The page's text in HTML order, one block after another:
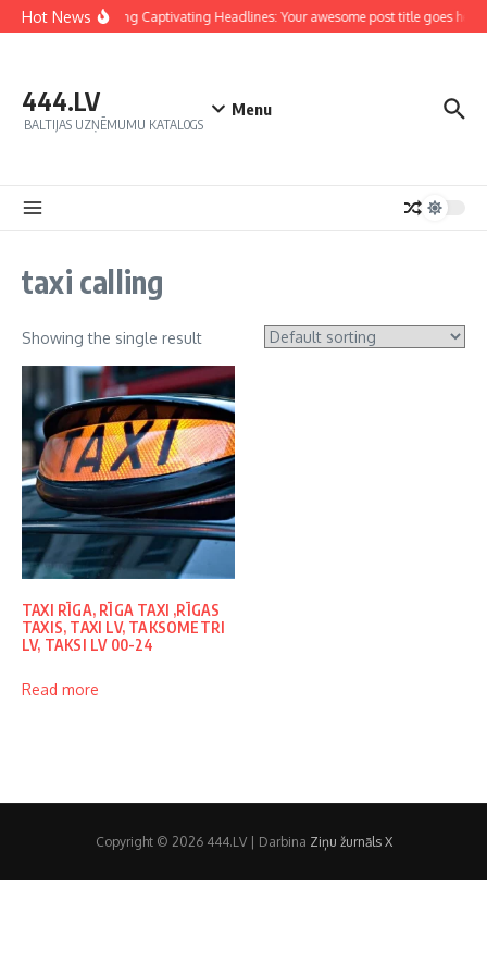
Hot NewsCrafting Captivating Headlines: Your awesome post title goes here
444.LV
BALTIJAS UZŅĒMUMU KATALOGS
Menu
taxi calling
Showing the single result
TAXI RĪGA, RĪGA TAXI ,RĪGAS
TAXIS, TAXI LV, TAKSOMETRI
LV, TAKSI LV 00-24
Read more
Copyright © 2026 444.LV | Darbina Ziņu žurnāls X